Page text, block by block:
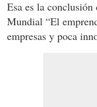
Esa es la
Mundial “El
empresas y poca